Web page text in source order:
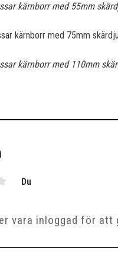
kärnborr med 55mm
kärnborr med 75mm
kärnborr med 110mm
Du